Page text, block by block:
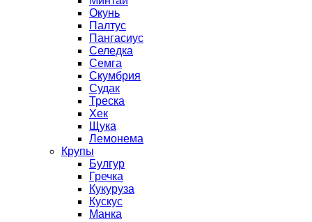
Окунь
Палтус
Пангасиус
Селедка
Семга
Скумбрия
Судак
Треска
Хек
Щука
Лемонема
Крупы
Булгур
Гречка
Кукуруза
Кускус
Манка